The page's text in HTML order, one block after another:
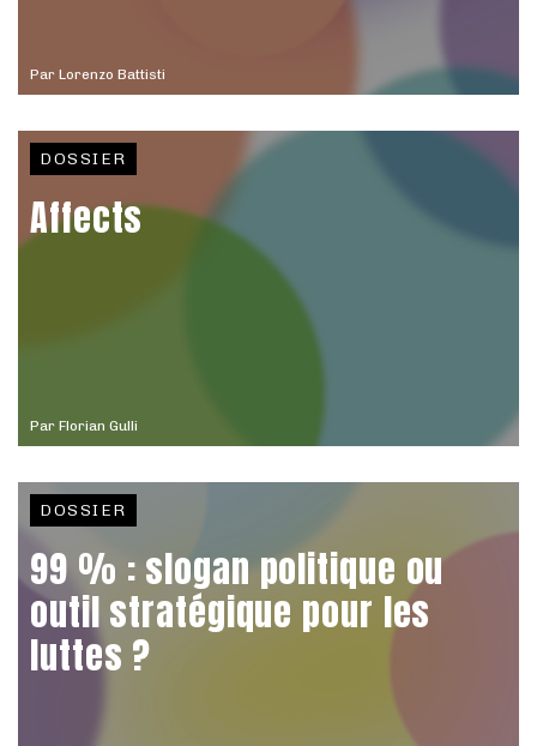
Par Lorenzo Battisti
Par Florian Gulli
DOSSIER
Affects
DOSSIER
99 % : slogan politique ou
outil stratégique pour les
luttes ?